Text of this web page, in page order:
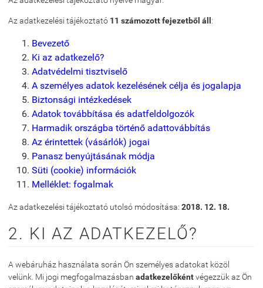
Az adatkezelési tájékoztató 11 számozott fejezetből áll :
Bevezető
Ki az adatkezelő?
Adatvédelmi tisztviselő
A személyes adatok kezelésének célja és jogalapja
Biztonsági intézkedések
Adatok továbbítása és adatfeldolgozók
Harmadik országba történő adattovábbítás
Az érintettek (vásárlók) jogai
Panasz benyújtásának módja
Süti (cookie) információk
Melléklet: fogalmak
Az adatkezelési tájékoztató utolsó módosítása: 2018. 12. 18.
2. KI AZ ADATKEZELŐ?
A webáruház használata során Ön személyes adatokat közöl
velünk. Mi jogi megfogalmazásban adatkezelőkéntvégezzük az Ön